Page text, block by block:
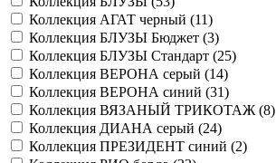
Коллекция АГАТ черный (11)
Коллекция БЛУЗЫ Бюджет (3)
Коллекция БЛУЗЫ Стандарт (25)
Коллекция ВЕРОНА серый (14)
Коллекция ВЕРОНА синий (31)
Коллекция ВЯЗАНЫЙ ТРИКОТАЖ (8)
Коллекция ДИАНА серый (24)
Коллекция ПРЕЗИДЕНТ синий (2)